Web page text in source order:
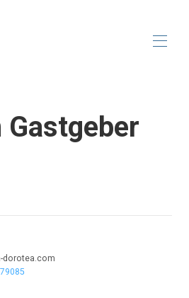
Überblick
Karte
Gastgeber
dorotea.com